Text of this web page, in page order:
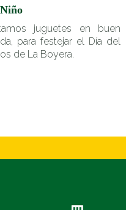
juguetes en buen
para festejar el Día del
de La Boyera.